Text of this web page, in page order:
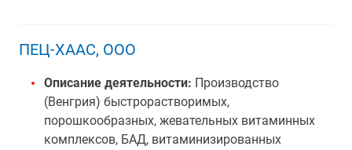
ПЕЦ-ХААС, ООО
Описание деятельности: Производство
(Венгрия) быстрорастворимых,
порошкообразных, жевательных витаминных
комплексов, БАД, витаминизированных